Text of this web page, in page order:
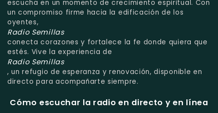
escucha en un momento de crecimiento espiritual. Con
un compromiso firme hacia la edificación de los
oyentes,
Radio Semillas
conecta corazones y fortalece la fe donde quiera que
estés. Vive la experiencia de
Radio Semillas
, un refugio de esperanza y renovación, disponible en
directo para acompañarte siempre.
Cómo escuchar la radio en directo y en línea